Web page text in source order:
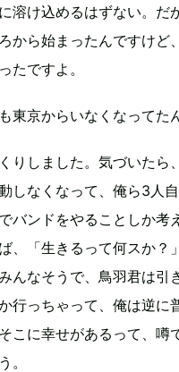
溶け込めるはずない。だ
から始まったんですけど
たですよ。
東京からいなくなってた
りしました。気づいたら
しなくなって、俺ら3人
バンドをやることしか考
、「生きるって何スか？
んなそうで、鳥羽君は引
行っちゃって、俺は逆に
こに幸せがあるって、噂
。